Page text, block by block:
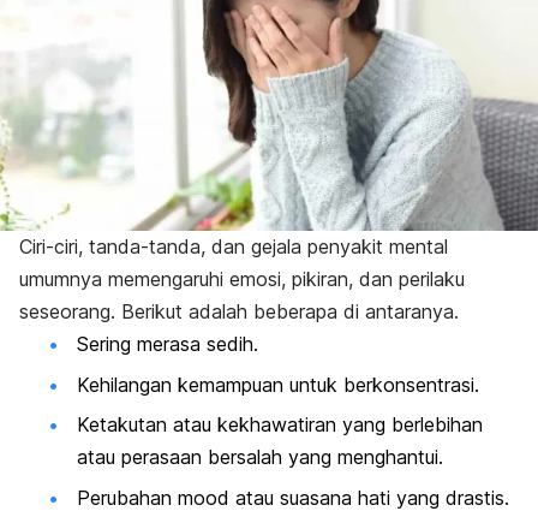
Ciri-ciri, tanda-tanda, dan gejala penyakit mental
umumnya memengaruhi emosi, pikiran, dan perilaku
seseorang. Berikut adalah beberapa di antaranya.
Sering merasa sedih.
Kehilangan kemampuan untuk berkonsentrasi.
Ketakutan atau kekhawatiran yang berlebihan
atau perasaan bersalah yang menghantui.
Perubahan mood atau suasana hati yang drastis.